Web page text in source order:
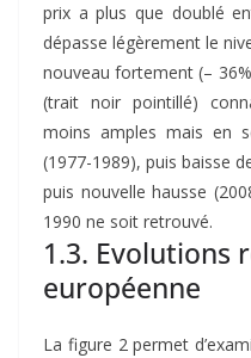
prix a plus que doublé
dépasse légèrement le
nouveau fortement (–
(trait noir pointillé)
moins amples mais en
(1977-1989), puis baisse
puis nouvelle hausse
1990 ne soit retrouvé.
1.3. Evolutions
européenne
La figure 2 permet